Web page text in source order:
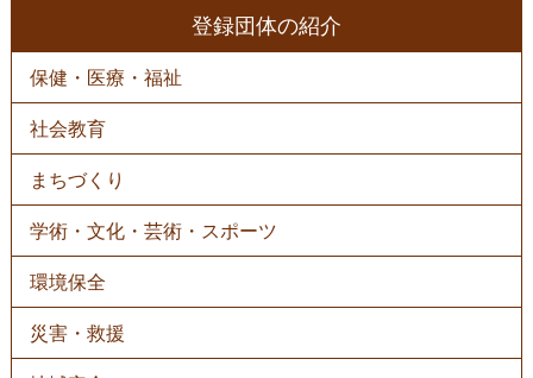
登録団体の紹介
保健・医療・福祉
社会教育
まちづくり
学術・文化・芸術・スポーツ
環境保全
災害・救援